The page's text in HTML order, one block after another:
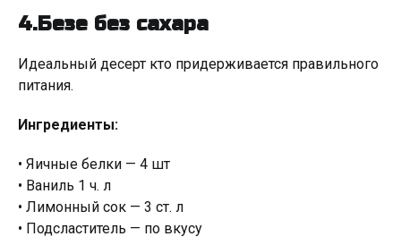
4.Безе без сахара
Идеальный десерт кто придерживается правильного
питания.
Ингредиенты:
• Яичные белки — 4 шт
• Ваниль 1 ч. л
• Лимонный сок — 3 ст. л
• Подсластитель — по вкусу